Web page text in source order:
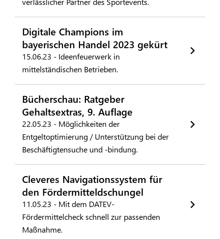
Digitale Champions im
bayerischen Handel 2023 gekürt
15.06.23 - Ideenfeuerwerk in
mittelständischen Betrieben.
Bücherschau: Ratgeber
Gehaltsextras, 9. Auflage
22.05.23 - Möglichkeiten der
Entgeltoptimierung / Unterstützung bei der
Beschäftigtensuche und -bindung.
Cleveres Navigationssystem für
den Fördermitteldschungel
11.05.23 - Mit dem DATEV-
Fördermittelcheck schnell zur passenden
Maßnahme.